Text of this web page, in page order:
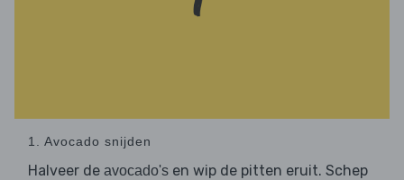
1. Avocado snijden
Halveer de avocado's en wip de pitten eruit. Schep